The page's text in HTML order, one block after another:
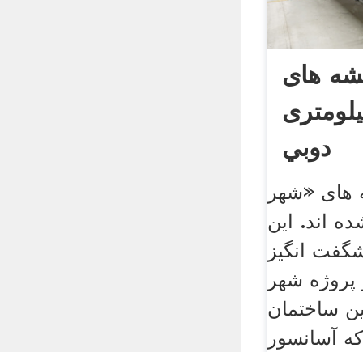
های
دوبي
های «شهر
اند. این
انگیز
شهر
ساختمان
آسانسور